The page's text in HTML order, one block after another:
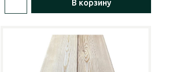
В корзину